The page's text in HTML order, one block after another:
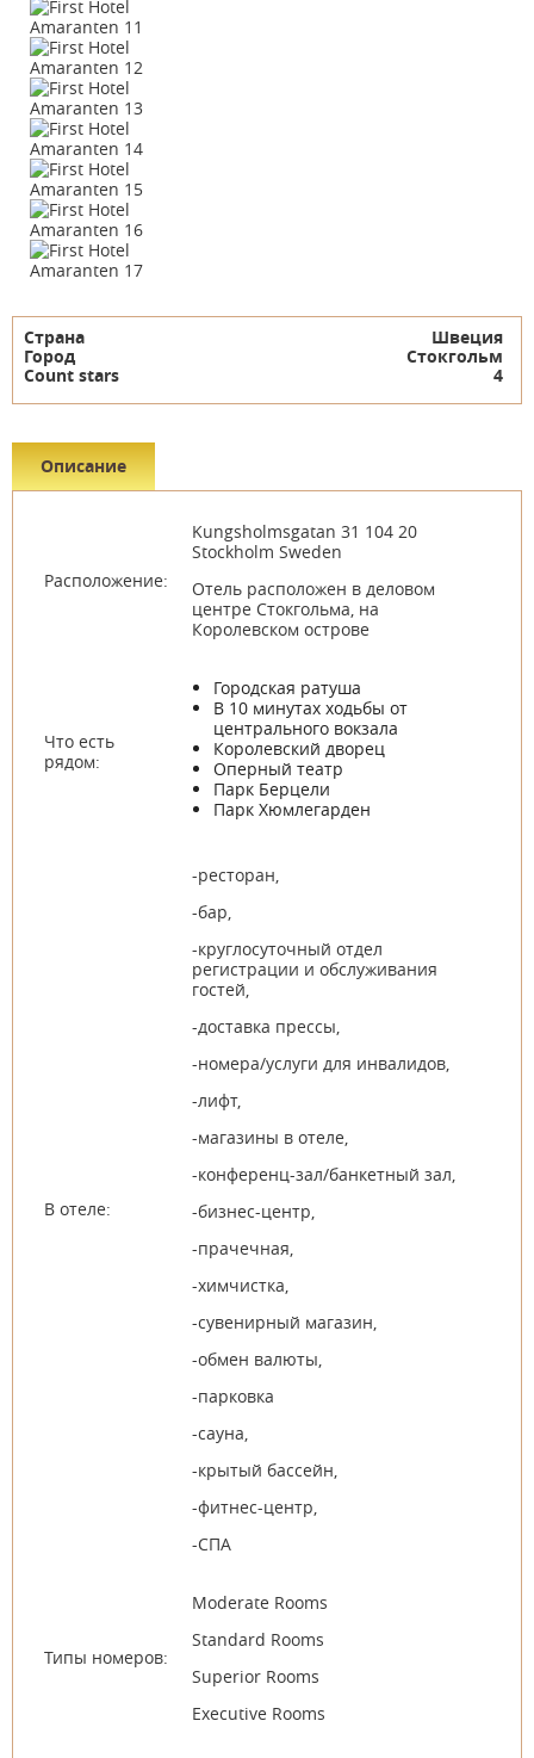
Страна
Швеция
Город
Стокгольм
Count stars
4
Описание
Расположение:
Kungsholmsgatan 31 104 20
Stockholm Sweden
Отель расположен в деловом
центре Стокгольма, на
Королевском острове
Что есть
рядом:
Городская ратуша
В 10 минутах ходьбы от
центрального вокзала
Королевский дворец
Оперный театр
Парк Берцели
Парк Хюмлегарден
В отеле:
-ресторан,
-бар,
-круглосуточный отдел
регистрации и обслуживания
гостей,
-доставка прессы,
-номера/услуги для инвалидов,
-лифт,
-магазины в отеле,
-конференц-зал/банкетный зал,
-бизнес-центр,
-прачечная,
-химчистка,
-сувенирный магазин,
-обмен валюты,
-парковка
-сауна,
-крытый бассейн,
-фитнес-центр,
-СПА
Типы номеров:
Moderate Rooms
Standard Rooms
Superior Rooms
Executive Rooms